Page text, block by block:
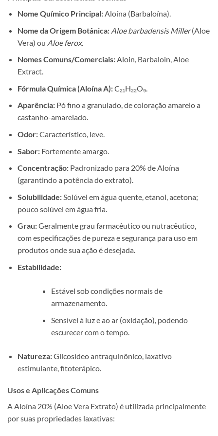
Nome Químico Principal:Aloína (Barbaloína).
Nome da Origem Botânica: Aloe barbadensis Miller(Aloe
Vera) ou Aloe ferox.
Nomes Comuns/Comerciais:Aloin, Barbaloin, Aloe
Extract.
Fórmula Química (Aloína A):C₂₁H₂₂O₉.
Aparência:Pó fino a granulado, de coloração amarelo a
castanho-amarelado.
Odor:Característico, leve.
Sabor:Fortemente amargo.
Concentração:Padronizado para 20% de Aloína
(garantindo a potência do extrato).
Solubilidade:Solúvel em água quente, etanol, acetona;
pouco solúvel em água fria.
Grau:Geralmente grau farmacêutico ou nutracêutico,
com especificações de pureza e segurança para uso em
produtos onde sua ação é desejada.
Estabilidade:
Estável sob condições normais de
armazenamento.
Sensível à luz e ao ar (oxidação), podendo
escurecer com o tempo.
Natureza:Glicosídeo antraquinônico, laxativo
estimulante, fitoterápico.
Usos e Aplicações Comuns
A Aloína 20% (Aloe Vera Extrato) é utilizada principalmente
por suas propriedades laxativas: